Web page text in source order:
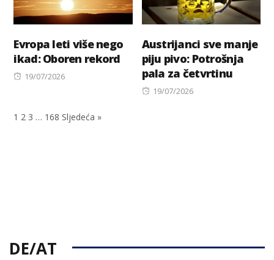
Evropa leti više nego
ikad: Oboren rekord
Posted
19/07/2026
Austrijanci sve manje
piju pivo: Potrošnja
pala za četvrtinu
Posted
19/07/2026
1 2 3 … 168 Sljedeća »
DE/AT